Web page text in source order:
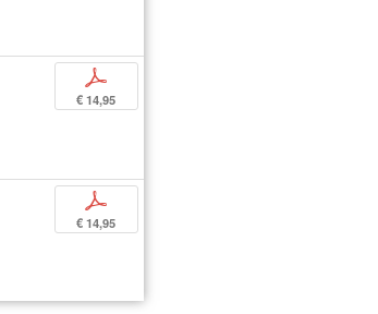
p
€ 14,95
p
€ 14,95